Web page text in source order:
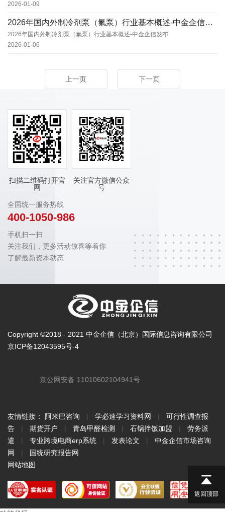
2026-01-09
2026年国内外制冷剂泵（氟泵）行业基本概述-中金企信发布
2026年国内外制冷剂泵（氟泵）行业基本概述-中金企信发布
2026-01-06
上一页 下一页
扫描二维码打开官
网
关注官方微信公众
号
全国统一服务热线
400-1050-986
手机扫一扫
关注我们，更多活动惊喜等着你
了解最新资本动态
Copyright ©2018 - 2021 中金企信（北京）国际信息咨询有限公司
京ICP备12043595号-4
京公网安备 11010602104941号
友情链接： 阿米巴咨询 | 学必速学习资料网 |
可行性调查报
告
| 期货开户 | 青岛甲醛检测 | 石锅拌饭加盟 |
劳务派
遣
| 专业跨境电商erp系统 | 发表论文 |
中金企信市场咨询
网
|
国统研究报告网
网站地图
返回顶部